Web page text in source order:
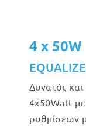
4 x 50W
Δυνατός
4x50Watt
ρυθμίσεων